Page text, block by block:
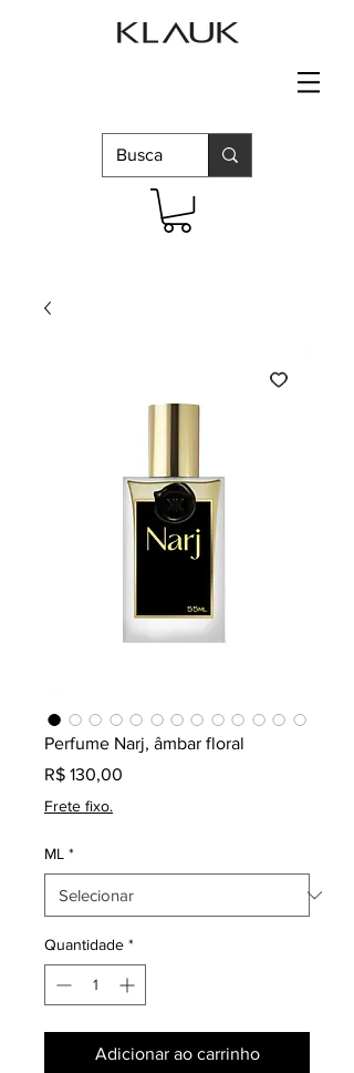
Perfume Narj, âmbar floral
R$ 130,00
Frete fixo.
ML *
Quantidade *
Adicionar ao carrinho